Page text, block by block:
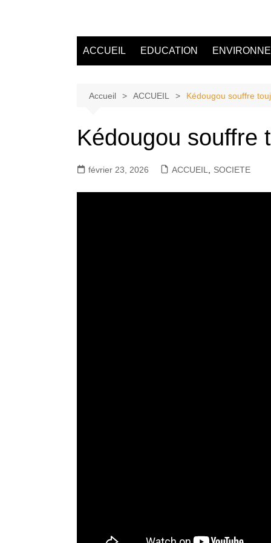
ACCUEIL EDUCATION
Accueil ACCUEIL Kédougou souffre
Kédougou souffre
février 23, 2026 ACCUEIL SOCIETE